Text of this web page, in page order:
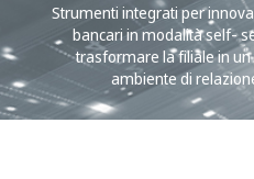
Strumenti integrati per
bancari in modalità self-
trasformare la filiale in un
ambiente di